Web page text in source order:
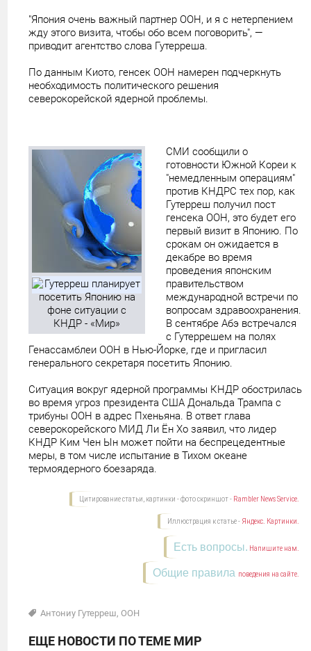
"Япония очень важный партнер ООН, и я с нетерпением
жду этого визита, чтобы обо всем поговорить", —
приводит агентство слова Гутерреша.
По данным Киото, генсек ООН намерен подчеркнуть
необходимость политического решения
северокорейской ядерной проблемы.
СМИ сообщили о
готовности Южной Кореи к
"немедленным операциям"
против КНДРС тех пор, как
Гутерреш получил пост
генсека ООН, это будет его
первый визит в Японию. По
срокам он ожидается в
декабре во время
проведения японским
правительством
международной встречи по
вопросам здравоохранения.
В сентябре Абэ встречался
с Гутеррешем на полях
Генассамблеи ООН в Нью-Йорке, где и пригласил
генерального секретаря посетить Японию.
Ситуация вокруг ядерной программы КНДР обострилась
во время угроз президента США Дональда Трампа с
трибуны ООН в адрес Пхеньяна. В ответ глава
северокорейского МИД Ли Ён Хо заявил, что лидер
КНДР Ким Чен Ын может пойти на беспрецедентные
меры, в том числе испытание в Тихом океане
термоядерного боезаряда.
Цитирование статьи, картинки - фото скриншот - Rambler News Service.
Иллюстрация к статье - Яндекс. Картинки.
Есть вопросы. Напишите нам.
Общие правила поведения на сайте.
Антониу Гутерреш,ООН
ЕЩЕ НОВОСТИ ПО ТЕМЕ МИР